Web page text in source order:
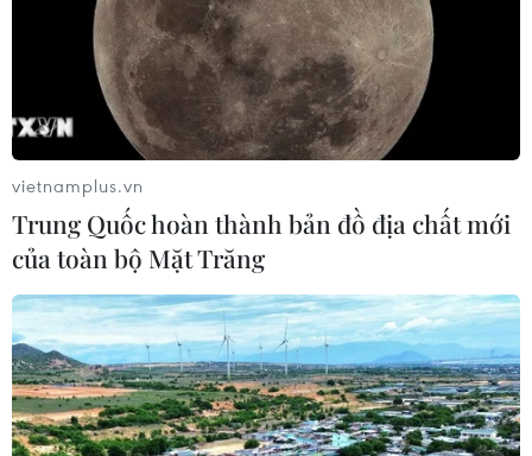
13/01/2022 12:30
Nhà báo Võ Mạnh Hùng, Báo Điện tử VietnamPlus,
Thông tấn xã Việt Nam là 1 trong số 21 tổ chức, cá nhân
được vinh danh tại sự kiện "10 năm mới có 1 này."
vietnamplus.vn
Trung Quốc hoàn thành bản đồ địa chất mới
của toàn bộ Mặt Trăng